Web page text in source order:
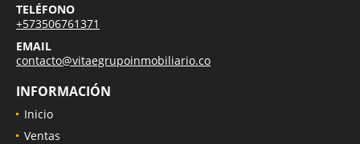
TELÉFONO
+573506761371
EMAIL
contacto@vitaegrupoinmobiliario.co
INFORMACIÓN
Inicio
Ventas